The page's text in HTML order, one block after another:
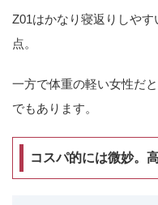
Z01はかなり寝返りしや
点。
一方で体重の軽い女性だ
でもあります。
コスパ的には微妙。